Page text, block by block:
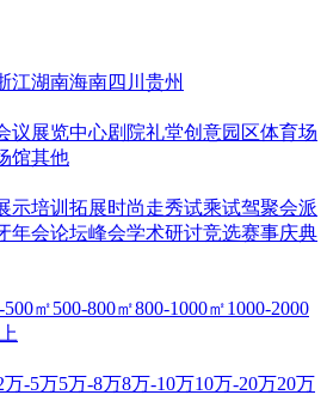
江湖南海南四川 贵州
议展览中心剧院礼堂创意园区体育场
馆其他
示培训拓展时尚走秀试乘试驾聚会派
年会论坛峰会学术研讨竞选赛事庆典
500㎡500-800㎡800-1000㎡1000-2000
万-5万5万-8万8万-10万10万-20万20万